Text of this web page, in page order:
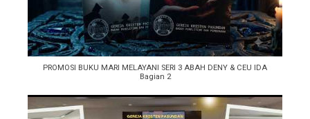
PROMOSI BUKU MARI MELAYANI SERI 3 ABAH DENY & CEU IDA
Bagian 2